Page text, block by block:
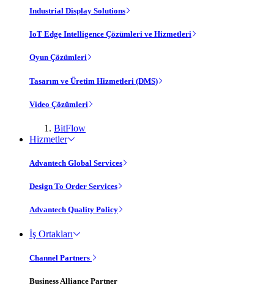
Industrial Display Solutions
IoT Edge Intelligence Çözümleri ve Hizmetleri
Oyun Çözümleri
Tasarım ve Üretim Hizmetleri (DMS)
Video Çözümleri
BitFlow
Hizmetler
Advantech Global Services
Design To Order Services
Advantech Quality Policy
İş Ortakları
Channel Partners
Business Alliance Partner